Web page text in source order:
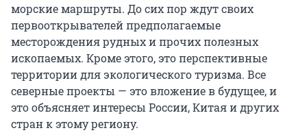
морские маршруты. До сих пор ждут своих
первооткрывателей предполагаемые
месторождения рудных и прочих полезных
ископаемых. Кроме этого, это перспективные
территории для экологического туризма. Все
северные проекты — это вложение в будущее, и
это объясняет интересы России, Китая и других
стран к этому региону.